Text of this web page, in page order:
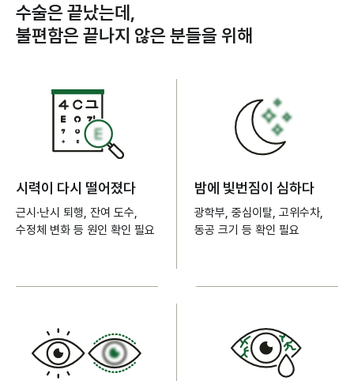
수술은 끝났는데,
불편함은 끝나지 않은 분들을 위해
시력이 다시 떨어졌다
근시·난시 퇴행, 잔여 도수,
수정체 변화 등 원인 확인 필요
밤에 빛번짐이 심하다
광학부, 중심이탈, 고위수차,
동공 크기 등 확인 필요